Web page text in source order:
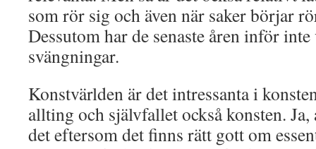
som rör sig och även när saker börjar
Dessutom har de senaste åren inför
svängningar.
Konstvärlden är det intressanta i
allting och självfallet också konsten.
det eftersom det finns rätt gott om